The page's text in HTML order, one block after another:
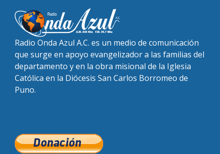
Radio Onda Azul A.C. es un medio de comunicación
que surge en apoyo evangelizador a las familias del
departamento y en la obra misional de la Iglesia
Católica en la Diócesis San Carlos Borromeo de
Puno.